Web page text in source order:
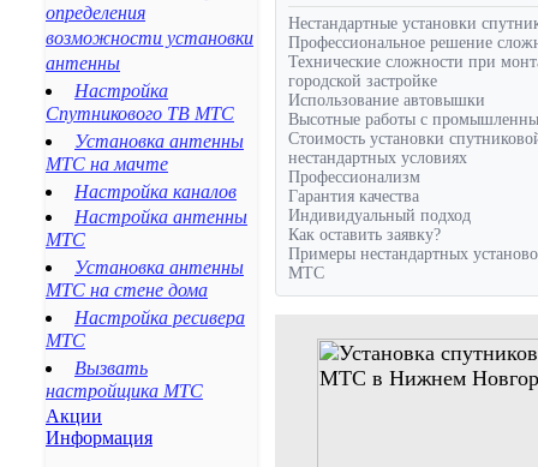
Александровское
Курсавка
Дивное
Арзгир
Красногвардейское
Курская
Левокумское
Новоселицкое
Ессентукская
Летняя Ставка
определения
возможности установки
антенны
Настройка
Спутникового ТВ МТС
Установка антенны
МТС на мачте
Настройка каналов
Настройка антенны
МТС
Установка антенны
МТС на стене дома
Настройка ресивера
МТС
Вызвать
настройщика МТС
Акции
Информация
Нестандартные установки
Профессиональное решение
Технические сложности при
городской застройке
Использование автовышки
Высотные работы с
Стоимость установки
нестандартных условиях
Профессионализм
Гарантия качества
Индивидуальный подход
Как оставить заявку?
Примеры нестандартных
МТС